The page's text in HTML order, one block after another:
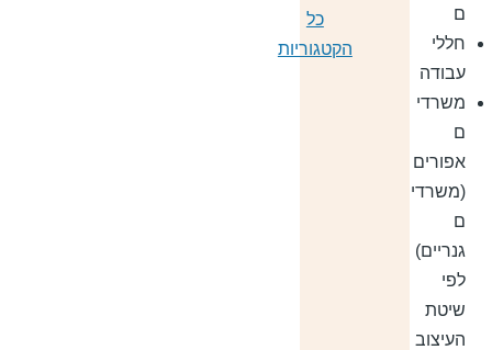
ם
חללי
עבודה
משרדי
ם
אפורים
(משרדי
ם
גנריים)
לפי
שיטת
העיצוב
כל
הקטגוריות